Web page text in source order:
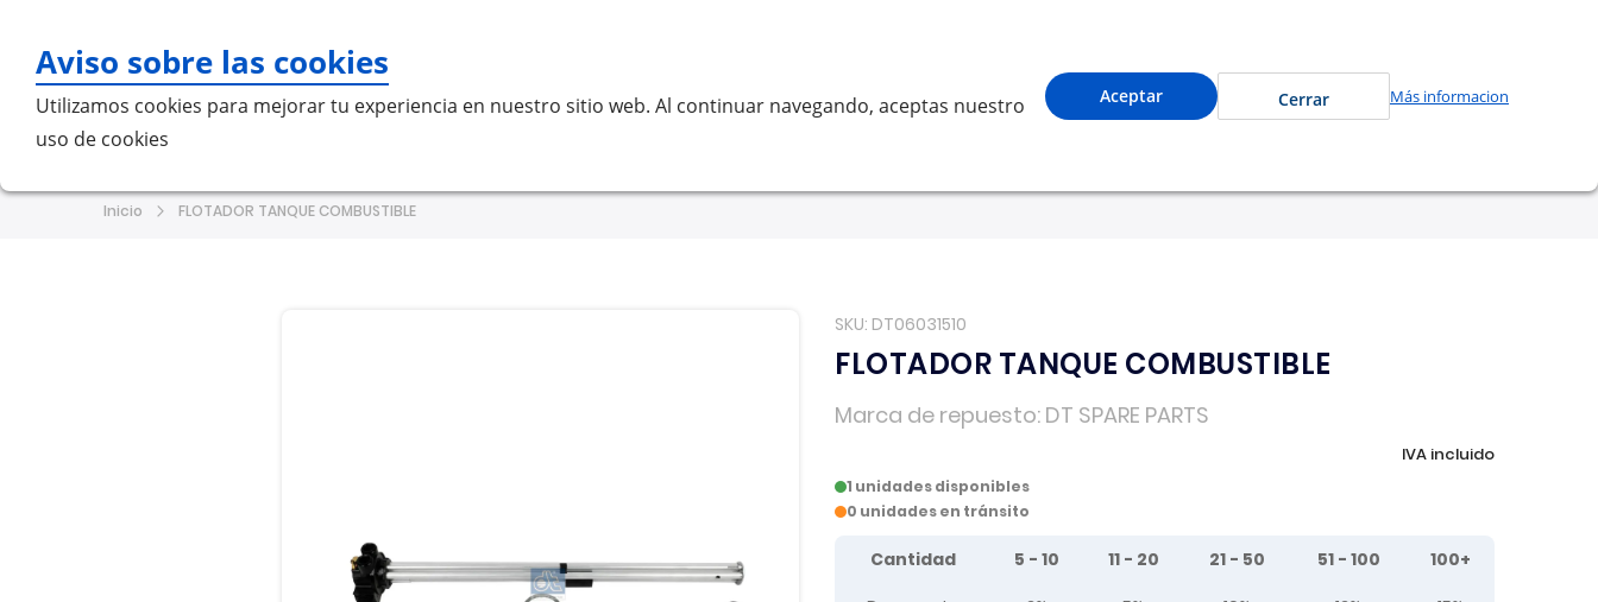
Aviso sobre las cookies
Utilizamos cookies para mejorar tu experiencia en nuestro sitio web. Al continuar navegando, aceptas nuestro
uso de cookies
Aceptar Cerrar Más informacion
Buscar
Cuenta Mi Carrito
Inicio FLOTADOR TANQUE COMBUSTIBLE
SKU DT06031510
FLOTADOR TANQUE COMBUSTIBLE
Marca de repuesto DT SPARE PARTS
IVA incluido
1 unidades disponibles
0 unidades en tránsito
Tier prices table
Cantidad 5 - 10 11 - 20 21 - 50 51 - 100
100+